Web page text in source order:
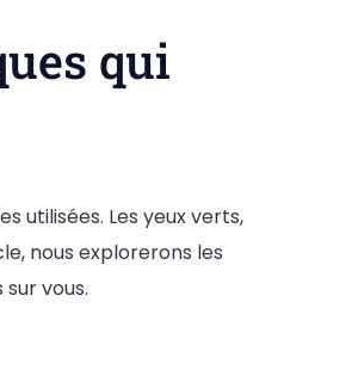
qui
utilisées. Les yeux verts,
nous explorerons les
vous.